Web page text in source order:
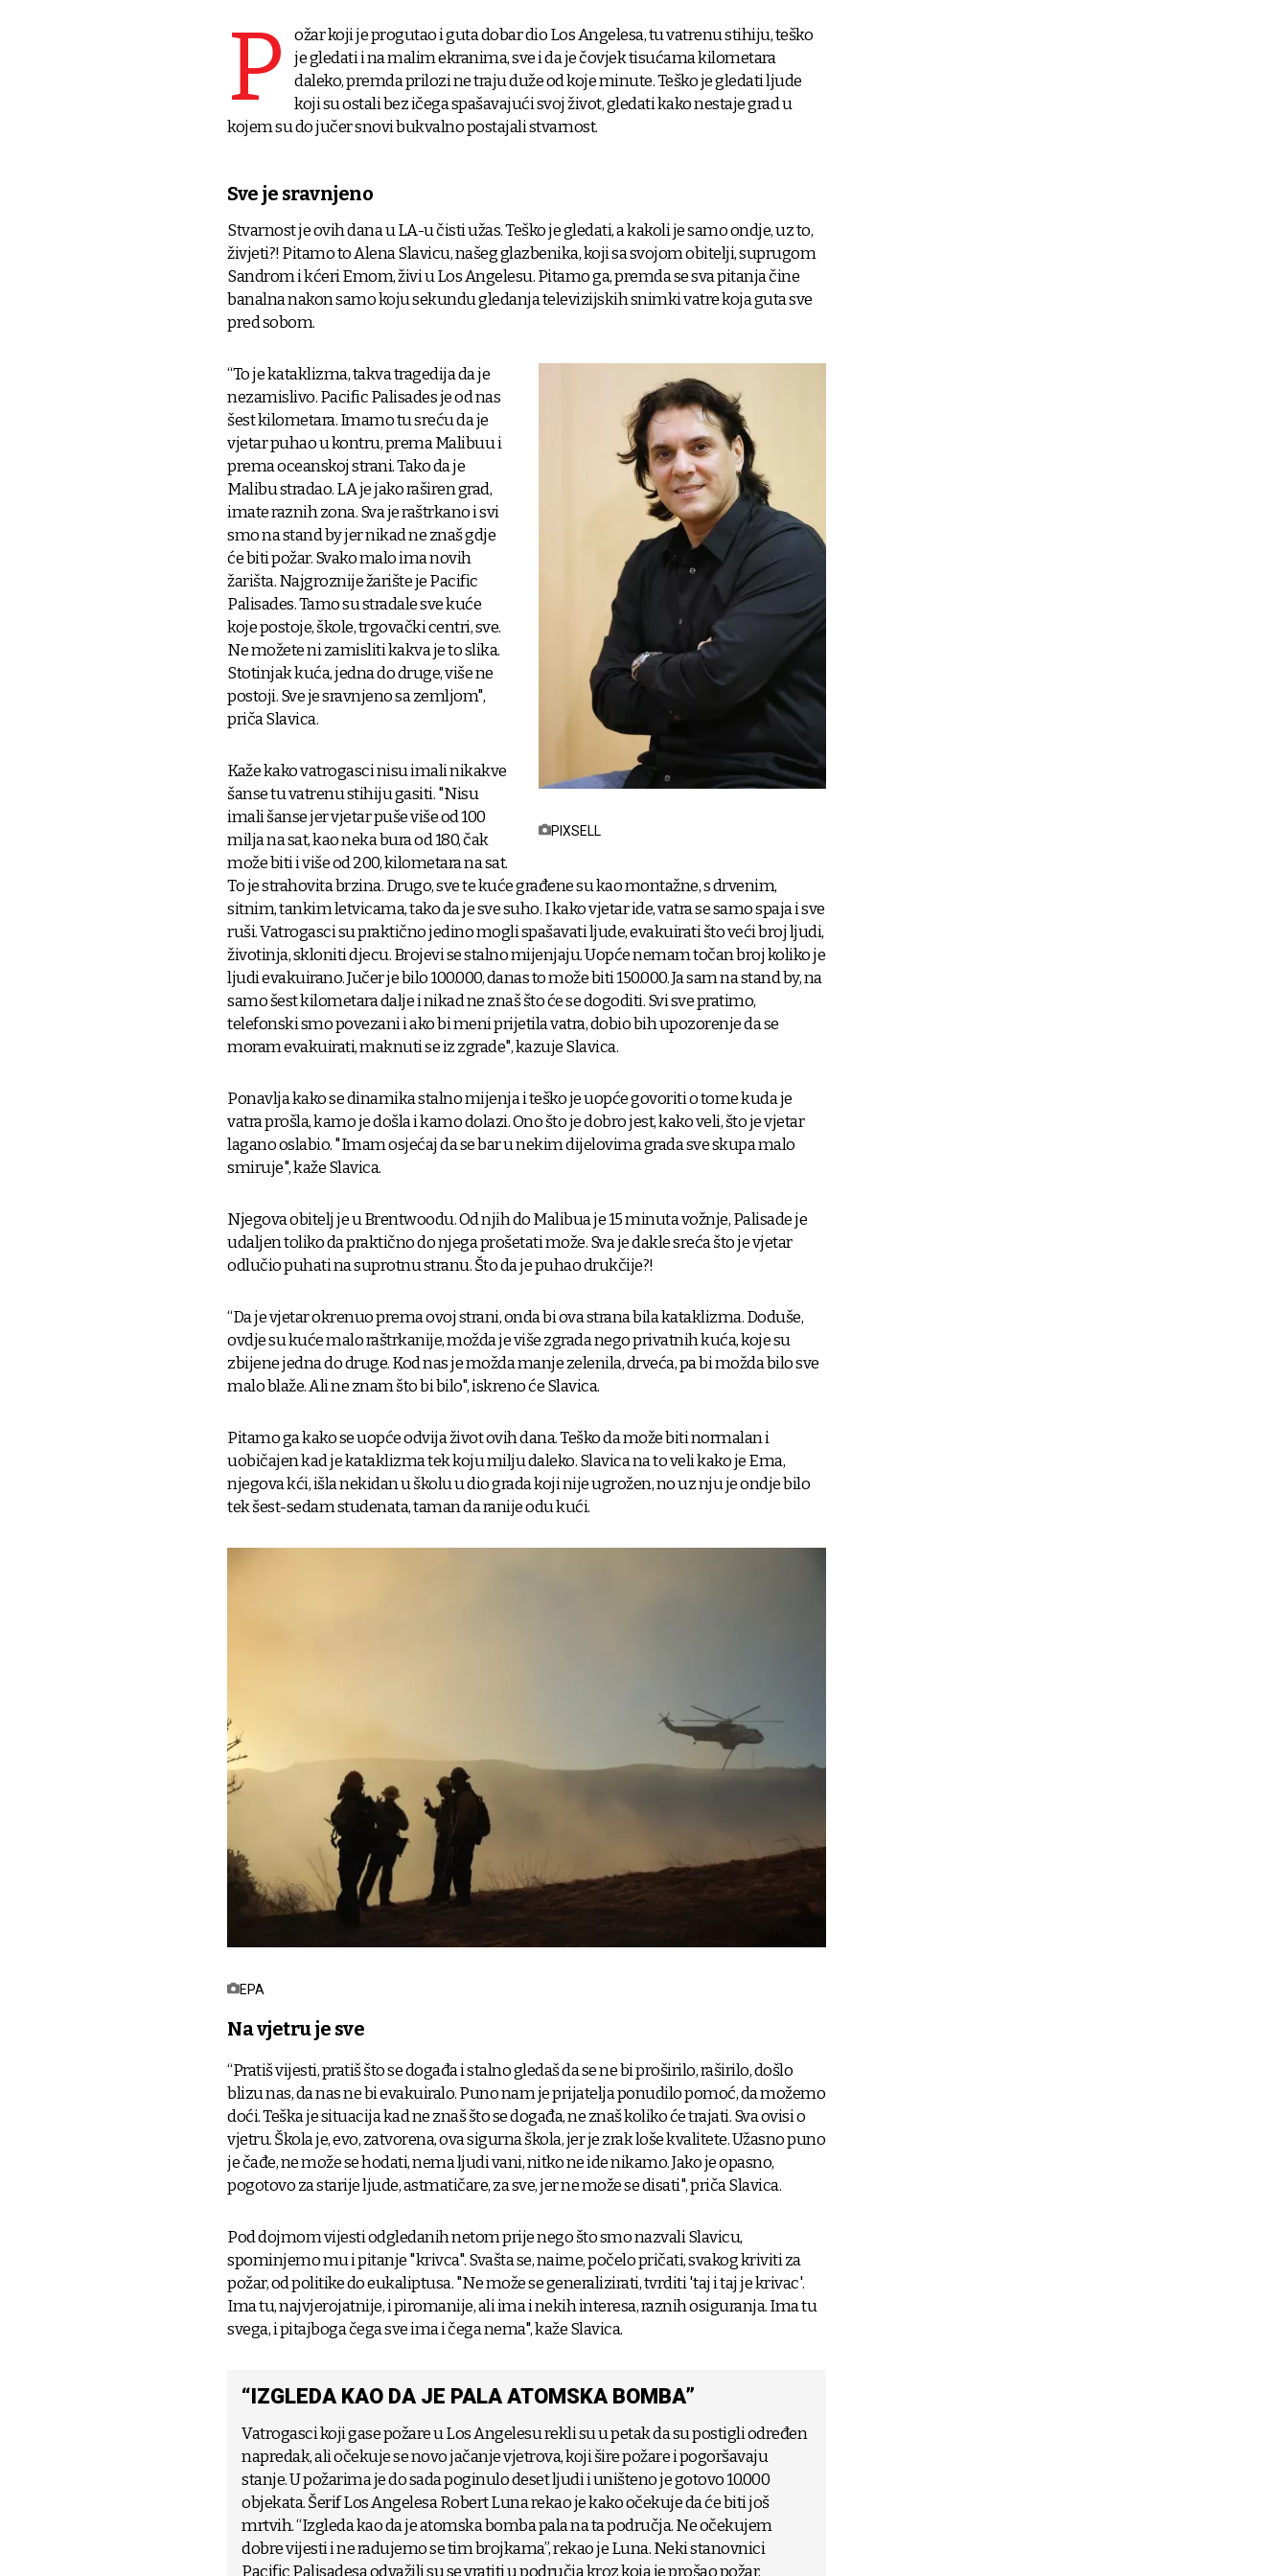
P
ožar koji je progutao i guta dobar dio Los Angelesa, tu vatrenu stihiju, teško
je gledati i na malim ekranima, sve i da je čovjek tisućama kilometara
daleko, premda prilozi ne traju duže od koje minute. Teško je gledati ljude
koji su ostali bez ičega spašavajući svoj život, gledati kako nestaje grad u
kojem su do jučer snovi bukvalno postajali stvarnost.
Sve je sravnjeno
Stvarnost je ovih dana u LA-u čisti užas. Teško je gledati, a kakoli je samo ondje, uz to,
živjeti?! Pitamo to Alena Slavicu, našeg glazbenika, koji sa svojom obitelji, suprugom
Sandrom i kćeri Emom, živi u Los Angelesu. Pitamo ga, premda se sva pitanja čine
banalna nakon samo koju sekundu gledanja televizijskih snimki vatre koja guta sve
pred sobom.
PIXSELL
“To je kataklizma, takva tragedija da je
nezamislivo. Pacific Palisades je od nas
šest kilometara. Imamo tu sreću da je
vjetar puhao u kontru, prema Malibuu i
prema oceanskoj strani. Tako da je
Malibu stradao. LA je jako raširen grad,
imate raznih zona. Sva je raštrkano i svi
smo na stand by jer nikad ne znaš gdje
će biti požar. Svako malo ima novih
žarišta. Najgroznije žarište je Pacific
Palisades. Tamo su stradale sve kuće
koje postoje, škole, trgovački centri, sve.
Ne možete ni zamisliti kakva je to slika.
Stotinjak kuća, jedna do druge, više ne
postoji. Sve je sravnjeno sa zemljom",
priča Slavica.
Kaže kako vatrogasci nisu imali nikakve
šanse tu vatrenu stihiju gasiti. "Nisu
imali šanse jer vjetar puše više od 100
milja na sat, kao neka bura od 180, čak
može biti i više od 200, kilometara na sat.
To je strahovita brzina. Drugo, sve te kuće građene su kao montažne, s drvenim,
sitnim, tankim letvicama, tako da je sve suho. I kako vjetar ide, vatra se samo spaja i sve
ruši. Vatrogasci su praktično jedino mogli spašavati ljude, evakuirati što veći broj ljudi,
životinja, skloniti djecu. Brojevi se stalno mijenjaju. Uopće nemam točan broj koliko je
ljudi evakuirano. Jučer je bilo 100.000, danas to može biti 150.000. Ja sam na stand by, na
samo šest kilometara dalje i nikad ne znaš što će se dogoditi. Svi sve pratimo,
telefonski smo povezani i ako bi meni prijetila vatra, dobio bih upozorenje da se
moram evakuirati, maknuti se iz zgrade", kazuje Slavica.
Ponavlja kako se dinamika stalno mijenja i teško je uopće govoriti o tome kuda je
vatra prošla, kamo je došla i kamo dolazi. Ono što je dobro jest, kako veli, što je vjetar
lagano oslabio. "Imam osjećaj da se bar u nekim dijelovima grada sve skupa malo
smiruje", kaže Slavica.
Njegova obitelj je u Brentwoodu. Od njih do Malibua je 15 minuta vožnje, Palisade je
udaljen toliko da praktično do njega prošetati može. Sva je dakle sreća što je vjetar
odlučio puhati na suprotnu stranu. Što da je puhao drukčije?!
“Da je vjetar okrenuo prema ovoj strani, onda bi ova strana bila kataklizma. Doduše,
ovdje su kuće malo raštrkanije, možda je više zgrada nego privatnih kuća, koje su
zbijene jedna do druge. Kod nas je možda manje zelenila, drveća, pa bi možda bilo sve
malo blaže. Ali ne znam što bi bilo", iskreno će Slavica.
Pitamo ga kako se uopće odvija život ovih dana. Teško da može biti normalan i
uobičajen kad je kataklizma tek koju milju daleko. Slavica na to veli kako je Ema,
njegova kći, išla nekidan u školu u dio grada koji nije ugrožen, no uz nju je ondje bilo
tek šest-sedam studenata, taman da ranije odu kući.
EPA
Na vjetru je sve
“Pratiš vijesti, pratiš što se događa i stalno gledaš da se ne bi proširilo, raširilo, došlo
blizu nas, da nas ne bi evakuiralo. Puno nam je prijatelja ponudilo pomoć, da možemo
doći. Teška je situacija kad ne znaš što se događa, ne znaš koliko će trajati. Sva ovisi o
vjetru. Škola je, evo, zatvorena, ova sigurna škola, jer je zrak loše kvalitete. Užasno puno
je čađe, ne može se hodati, nema ljudi vani, nitko ne ide nikamo. Jako je opasno,
pogotovo za starije ljude, astmatičare, za sve, jer ne može se disati", priča Slavica.
Pod dojmom vijesti odgledanih netom prije nego što smo nazvali Slavicu,
spominjemo mu i pitanje "krivca". Svašta se, naime, počelo pričati, svakog kriviti za
požar, od politike do eukaliptusa. "Ne može se generalizirati, tvrditi 'taj i taj je krivac'.
Ima tu, najvjerojatnije, i piromanije, ali ima i nekih interesa, raznih osiguranja. Ima tu
svega, i pitajboga čega sve ima i čega nema", kaže Slavica.
“IZGLEDA KAO DA JE PALA ATOMSKA BOMBA”
Vatrogasci koji gase požare u Los Angelesu rekli su u petak da su postigli određen
napredak, ali očekuje se novo jačanje vjetrova, koji šire požare i pogoršavaju
stanje. U požarima je do sada poginulo deset ljudi i uništeno je gotovo 10.000
objekata. Šerif Los Angelesa Robert Luna rekao je kako očekuje da će biti još
mrtvih. “Izgleda kao da je atomska bomba pala na ta područja. Ne očekujem
dobre vijesti i ne radujemo se tim brojkama”, rekao je Luna. Neki stanovnici
Pacific Palisadesa odvažili su se vratiti u područja kroz koja je prošao požar,